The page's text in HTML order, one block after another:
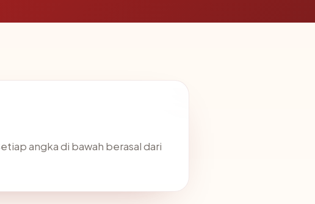
angka di bawah berasal dari